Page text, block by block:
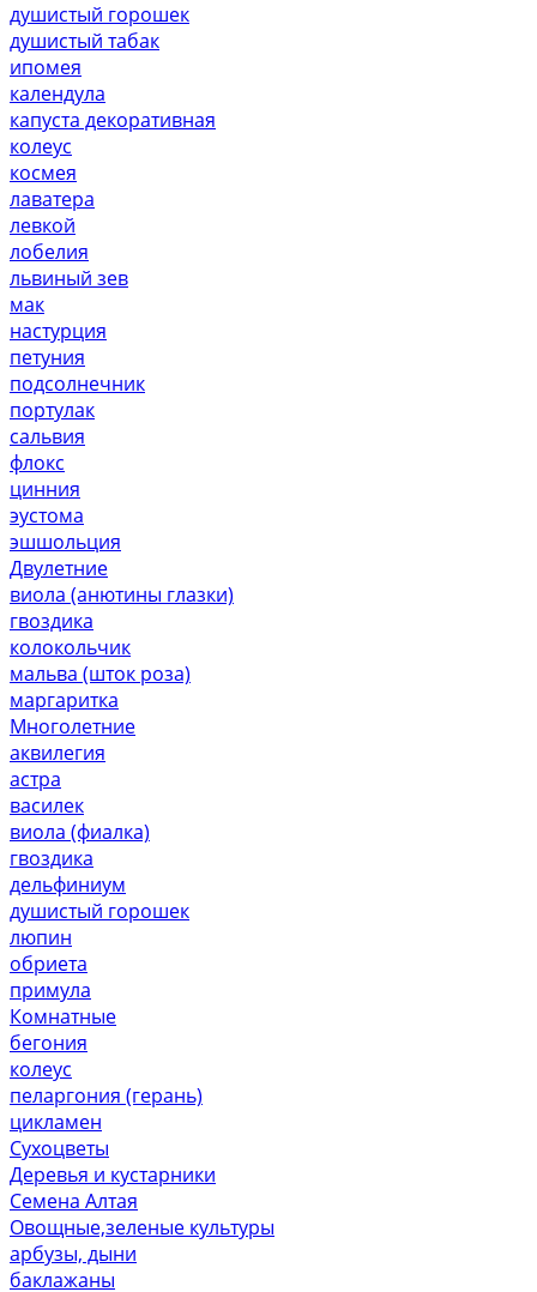
душистый горошек
душистый табак
ипомея
календула
капуста декоративная
колеус
космея
лаватера
левкой
лобелия
львиный зев
мак
настурция
петуния
подсолнечник
портулак
сальвия
флокс
цинния
эустома
эшшольция
Двулетние
виола (анютины глазки)
гвоздика
колокольчик
мальва (шток роза)
маргаритка
Многолетние
аквилегия
астра
василек
виола (фиалка)
гвоздика
дельфиниум
душистый горошек
люпин
обриета
примула
Комнатные
бегония
колеус
пеларгония (герань)
цикламен
Сухоцветы
Деревья и кустарники
Семена Алтая
Овощные,зеленые культуры
арбузы, дыни
баклажаны